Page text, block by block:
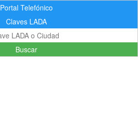
Portal Telefónico
Claves LADA
Buscar